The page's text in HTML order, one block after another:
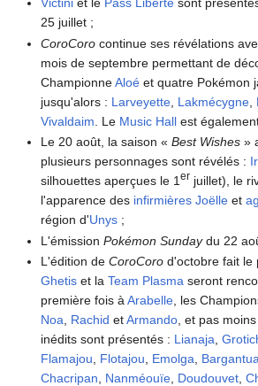
Victini et le Pass Liberté sont
25 juillet ;
CoroCoro continue ses révélations
mois de septembre permettant de
ChampionneAloé et quatre Pokémon
jusqu'alors : Larveyette Lakmécygne
Vivaldaim . Le Music Hall est
Le 20 août, la saison « Best Wishes »
plusieurs personnages sont révélés :
silhouettes aperçues le 1er juillet), le
l'apparence des infirmières Joëlle et
région d'Unys ;
L'émissionPokémon Sundaydu 22
L'édition deCoroCoro d'octobre fait le
Ghetis et laTeam Plasma seront
première fois àArabelle , les
Noa
Rachid etArmando , et pas
inédits sont présentés : Lianaja ,
Flamajou
Flotajou Emolga Bargantua
Chacripan
Nanméouïe Doudouvet ,